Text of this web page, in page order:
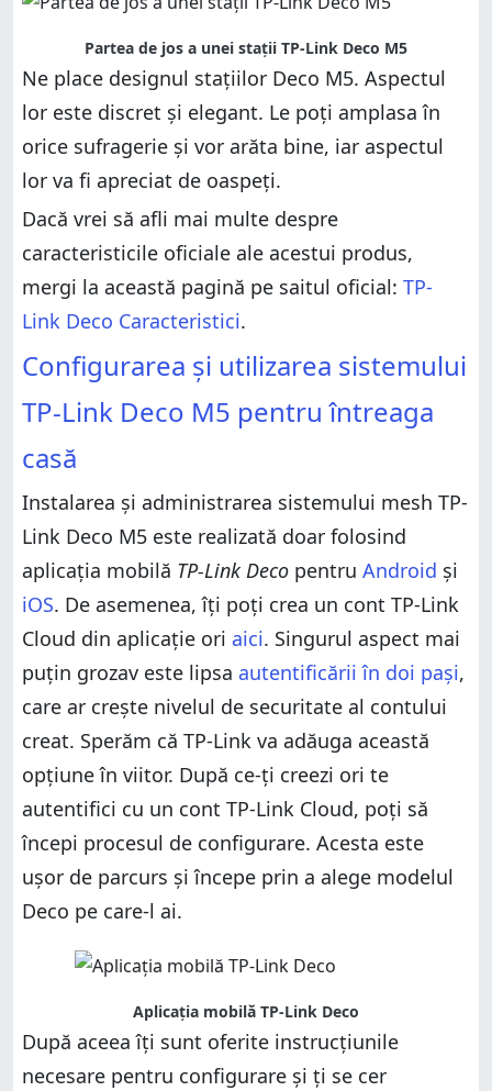
Partea de jos a unei stații TP-Link Deco M5
Ne place designul stațiilor Deco M5. Aspectul
lor este discret și elegant. Le poți amplasa în
orice sufragerie și vor arăta bine, iar aspectul
lor va fi apreciat de oaspeți.
Dacă vrei să afli mai multe despre
caracteristicile oficiale ale acestui produs,
mergi la această pagină pe saitul oficial: TP-
Link Deco Caracteristici.
Configurarea și utilizarea sistemului
TP-Link Deco M5 pentru întreaga
casă
Instalarea și administrarea sistemului mesh TP-
Link Deco M5 este realizată doar folosind
aplicația mobilă TP-Link Deco pentru Android și
iOS. De asemenea, îți poți crea un cont TP-Link
Cloud din aplicație ori aici. Singurul aspect mai
puțin grozav este lipsa autentificării în doi pași,
care ar crește nivelul de securitate al contului
creat. Sperăm că TP-Link va adăuga această
opțiune în viitor. După ce-ți creezi ori te
autentifici cu un cont TP-Link Cloud, poți să
începi procesul de configurare. Acesta este
ușor de parcurs și începe prin a alege modelul
Deco pe care-l ai.
Aplicația mobilă TP-Link Deco
După aceea îți sunt oferite instrucțiunile
necesare pentru configurare și ți se cer